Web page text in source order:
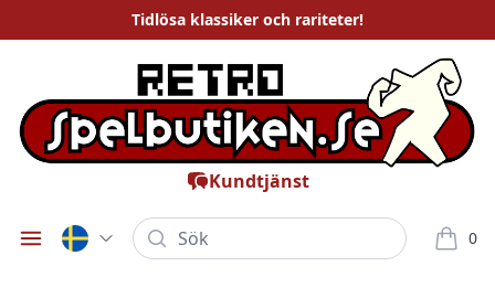
Tidlösa klassiker och rariteter!
Kundtjänst
Öppna meny
Sök 0
varor i